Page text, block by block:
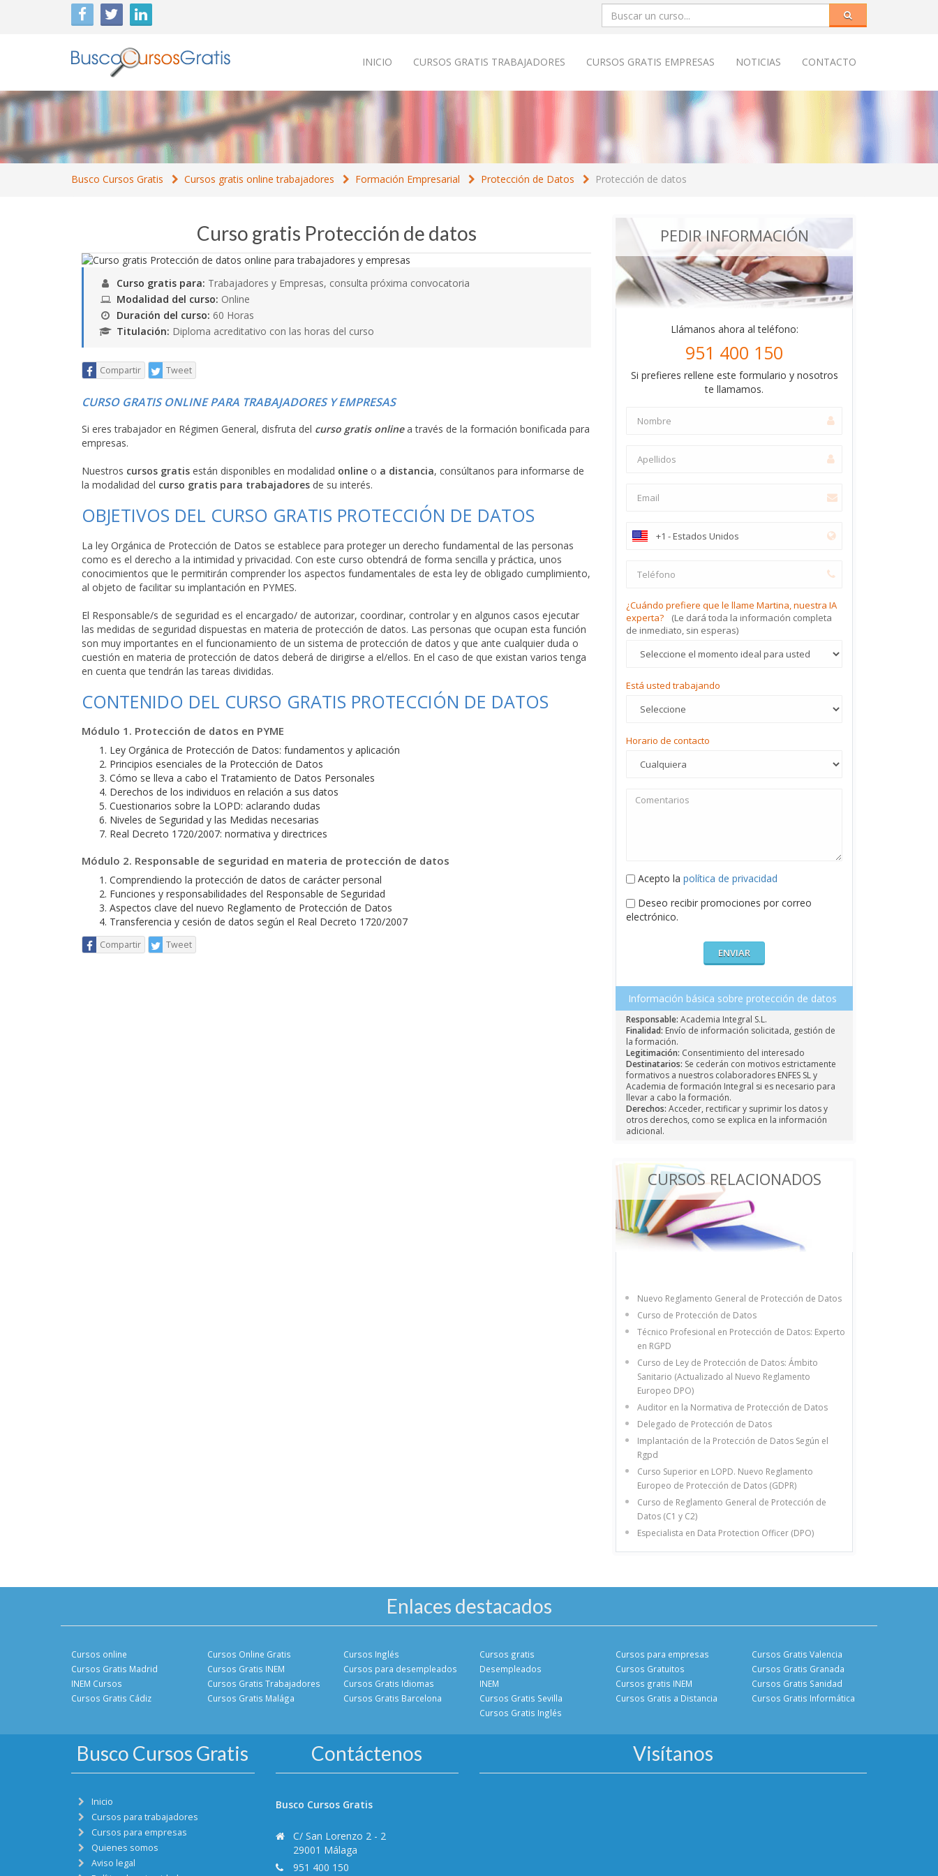
INICIO CURSOS GRATIS TRABAJADORES CURSOS GRATIS EMPRESAS NOTICIAS CONTACTO
Busco Cursos Gratis Cursos gratis online trabajadores Formación Empresarial Protección de Datos Protección de datos
Curso gratis Protección de datos
Curso gratis para: Trabajadores y Empresas, consulta próxima convocatoria
Modalidad del curso: Online
Duración del curso: 60 Horas
Titulación: Diploma acreditativo con las horas del curso
Compartir Tweet
CURSO GRATIS ONLINE PARA TRABAJADORES Y EMPRESAS
Si eres trabajador en Régimen General, disfruta del curso gratis onlinea través de la formación bonificada para
empresas.
Nuestros cursos gratis están disponibles en modalidad online o a distancia, consúltanos para informarse de
la modalidad del curso gratis para trabajadores de su interés.
OBJETIVOS DEL CURSO GRATIS PROTECCIÓN DE DATOS
La ley Orgánica de Protección de Datos se establece para proteger un derecho fundamental de las personas
como es el derecho a la intimidad y privacidad. Con este curso obtendrá de forma sencilla y práctica, unos
conocimientos que le permitirán comprender los aspectos fundamentales de esta ley de obligado cumplimiento,
al objeto de facilitar su implantación en PYMES.
El Responsable/s de seguridad es el encargado/ de autorizar, coordinar, controlar y en algunos casos ejecutar
las medidas de seguridad dispuestas en materia de protección de datos. Las personas que ocupan esta función
son muy importantes en el funcionamiento de un sistema de protección de datos y que ante cualquier duda o
cuestión en materia de protección de datos deberá de dirigirse a el/ellos. En el caso de que existan varios tenga
en cuenta que tendrán las tareas divididas.
CONTENIDO DEL CURSO GRATIS PROTECCIÓN DE DATOS
Módulo 1. Protección de datos en PYME
Ley Orgánica de Protección de Datos: fundamentos y aplicación
Principios esenciales de la Protección de Datos
Cómo se lleva a cabo el Tratamiento de Datos Personales
Derechos de los individuos en relación a sus datos
Cuestionarios sobre la LOPD: aclarando dudas
Niveles de Seguridad y las Medidas necesarias
Real Decreto 1720/2007: normativa y directrices
Módulo 2. Responsable de seguridad en materia de protección de datos
Comprendiendo la protección de datos de carácter personal
Funciones y responsabilidades del Responsable de Seguridad
Aspectos clave del nuevo Reglamento de Protección de Datos
Transferencia y cesión de datos según el Real Decreto 1720/2007
Compartir Tweet
PEDIR INFORMACIÓN
Llámanos ahora al teléfono:
951 400 150
Si prefieres rellene este formulario y nosotros
te llamamos.
¿Cuándo prefiere que le llame Martina, nuestra IA
experta?
(Le dará toda la información completa
de inmediato, sin esperas)
Está usted trabajando
Horario de contacto
Acepto la política de privacidad
Deseo recibir promociones por correo
electrónico.
Información básica sobre protección de datos
Responsable: Academia Integral S.L.
Finalidad: Envío de información solicitada, gestión de
la formación.
Legitimación: Consentimiento del interesado
Destinatarios: Se cederán con motivos estrictamente
formativos a nuestros colaboradores ENFES SL y
Academia de formación Integral si es necesario para
llevar a cabo la formación.
Derechos: Acceder, rectificar y suprimir los datos y
otros derechos, como se explica en la información
adicional.
CURSOS RELACIONADOS
Nuevo Reglamento General de Protección de Datos
Curso de Protección de Datos
Técnico Profesional en Protección de Datos: Experto
en RGPD
Curso de Ley de Protección de Datos: Ámbito
Sanitario (Actualizado al Nuevo Reglamento
Europeo DPO)
Auditor en la Normativa de Protección de Datos
Delegado de Protección de Datos
Implantación de la Protección de Datos Según el
Rgpd
Curso Superior en LOPD. Nuevo Reglamento
Europeo de Protección de Datos (GDPR)
Curso de Reglamento General de Protección de
Datos (C1 y C2)
Especialista en Data Protection Officer (DPO)
Enlaces destacados
Cursos online
Cursos Gratis Madrid
INEM Cursos
Cursos Gratis Cádiz
Cursos Online Gratis
Cursos Gratis INEM
Cursos Gratis Trabajadores
Cursos Gratis Malága
Cursos Inglés
Cursos para desempleados
Cursos Gratis Idiomas
Cursos Gratis Barcelona
Cursos gratis
Desempleados
INEM
Cursos Gratis Sevilla
Cursos Gratis Inglés
Cursos para empresas
Cursos Gratuitos
Cursos gratis INEM
Cursos Gratis a Distancia
Cursos Gratis Valencia
Cursos Gratis Granada
Cursos Gratis Sanidad
Cursos Gratis Informática
Busco Cursos Gratis
Inicio
Cursos para trabajadores
Cursos para empresas
Quienes somos
Aviso legal
Contáctenos
Busco Cursos Gratis
C/ San Lorenzo 2 - 2
29001 Málaga
951 400 150
Visítanos